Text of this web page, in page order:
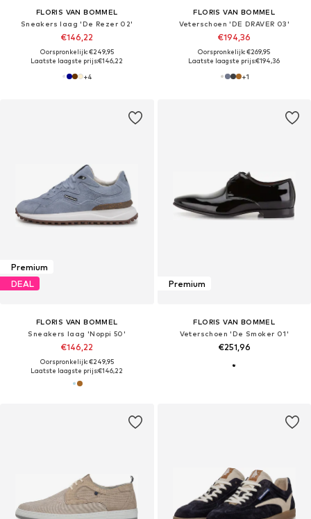
FLORIS VAN BOMMEL
Sneakers laag 'De Rezer 02'
€146,22
Oorspronkelijk: €249,95
Laatste laagste prijs:€146,22
+4
FLORIS VAN BOMMEL
Veterschoen 'DE DRAVER 03'
€194,36
Oorspronkelijk: €269,95
Laatste laagste prijs:€194,36
+1
Premium
DEAL
FLORIS VAN BOMMEL
Sneakers laag 'Noppi 50'
€146,22
Oorspronkelijk: €249,95
Laatste laagste prijs:€146,22
Premium
FLORIS VAN BOMMEL
Veterschoen 'De Smoker 01'
€251,96